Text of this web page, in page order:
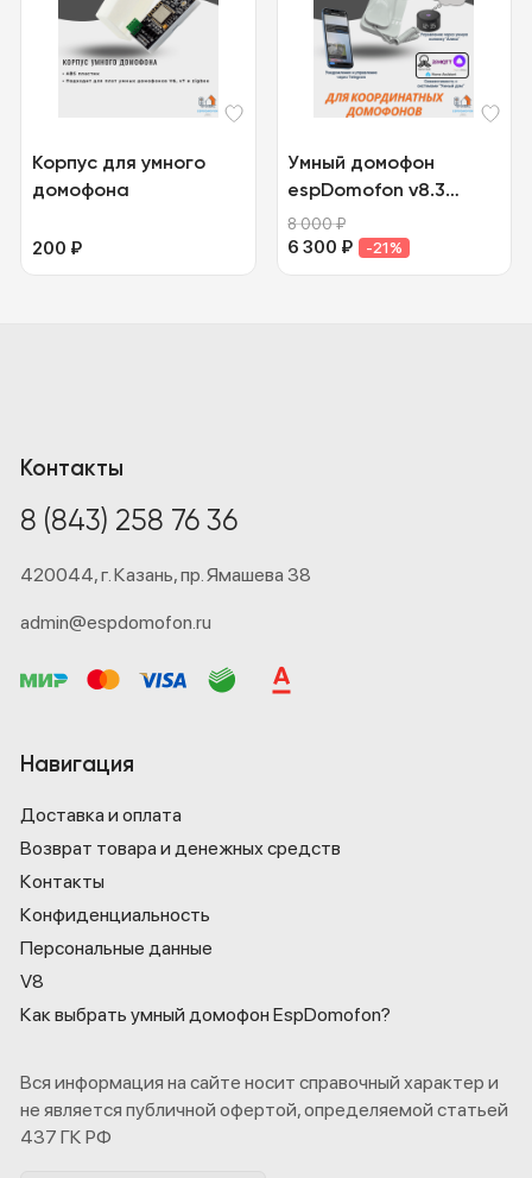
Корпус для умного
домофона
200 ₽
Умный домофон
espDomofon v8.3
координатный
8 000₽
6 300 ₽ -21%
Контакты
8 (843) 258 76 36
420044,г. Казань,пр. Ямашева 38
admin@espdomofon.ru
Навигация
Доставка и оплата
Возврат товара и денежных средств
Контакты
Конфиденциаль­ность
Персональные данные
V8
Как выбрать умный домофон EspDomofon?
Вся информация на сайте носит справочный характер и
не является публичной офертой, определяемой статьей
437 ГК РФ